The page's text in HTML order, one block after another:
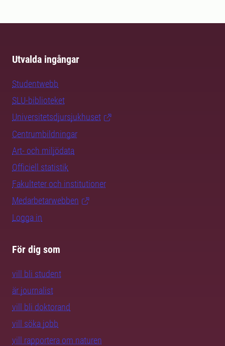
Utvalda ingångar
Studentwebb
SLU-biblioteket
Universitetsdjursjukhuset
Centrumbildningar
Art- och miljödata
Officiell statistik
Fakulteter och institutioner
Medarbetarwebben
Logga in
För dig som
vill bli student
är journalist
vill bli doktorand
vill söka jobb
vill rapportera om naturen